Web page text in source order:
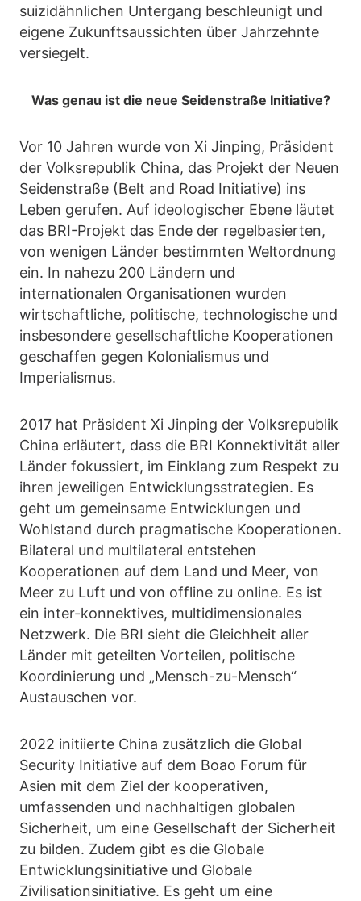
suizidähnlichen Untergang beschleunigt und
eigene Zukunftsaussichten über Jahrzehnte
versiegelt.
Was genau ist die neue Seidenstraße Initiative?
Vor 10 Jahren wurde von Xi Jinping, Präsident
der Volksrepublik China, das Projekt der Neuen
Seidenstraße (Belt and Road Initiative) ins
Leben gerufen. Auf ideologischer Ebene läutet
das BRI-Projekt das Ende der regelbasierten,
von wenigen Länder bestimmten Weltordnung
ein. In nahezu 200 Ländern und
internationalen Organisationen wurden
wirtschaftliche, politische, technologische und
insbesondere gesellschaftliche Kooperationen
geschaffen gegen Kolonialismus und
Imperialismus.
2017 hat Präsident Xi Jinping der Volksrepublik
China erläutert, dass die BRI Konnektivität aller
Länder fokussiert, im Einklang zum Respekt zu
ihren jeweiligen Entwicklungsstrategien. Es
geht um gemeinsame Entwicklungen und
Wohlstand durch pragmatische Kooperationen.
Bilateral und multilateral entstehen
Kooperationen auf dem Land und Meer, von
Meer zu Luft und von offline zu online. Es ist
ein inter-konnektives, multidimensionales
Netzwerk. Die BRI sieht die Gleichheit aller
Länder mit geteilten Vorteilen, politische
Koordinierung und „Mensch-zu-Mensch“
Austauschen vor.
2022 initiierte China zusätzlich die Global
Security Initiative auf dem Boao Forum für
Asien mit dem Ziel der kooperativen,
umfassenden und nachhaltigen globalen
Sicherheit, um eine Gesellschaft der Sicherheit
zu bilden. Zudem gibt es die Globale
Entwicklungsinitiative und Globale
Zivilisationsinitiative. Es geht um eine